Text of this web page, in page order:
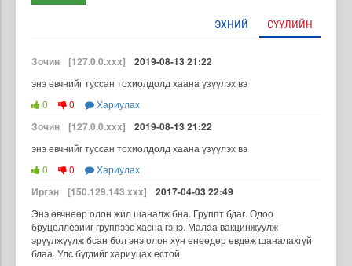
ЭХНИЙ СҮҮЛИЙН
Зочин [127.0.0.xxx] 2019-08-13 21:22
энэ өвчнийг туссан тохиолдолд хаана үзүүлэх вэ
0
0 Хариулах
Зочин [127.0.0.xxx] 2019-08-13 21:22
энэ өвчнийг туссан тохиолдолд хаана үзүүлэх вэ
0
0 Хариулах
Иргэн [150.129.143.xxx] 2017-04-03 22:49
Энэ өвчнөөр олон жил шаналж бна. Группт бдаг. Одоо
бруцеллёзииг группээс хасна гэнэ. Малаа вакцинжуулж
эрүүлжүүлж бсан бол энэ олон хүн өнөөдөр өвдөж шаналахгүй
блаа. Улс бүгдийг хариуцах естой.